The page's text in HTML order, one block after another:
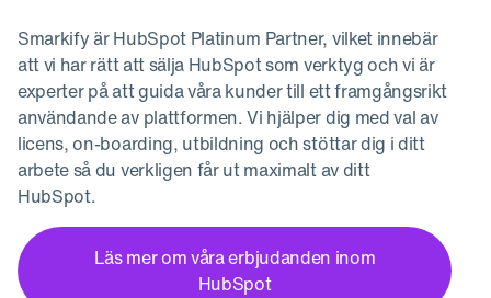
Smarkify är HubSpot Platinum Partner, vilket innebär
att vi har rätt att sälja HubSpot som verktyg och vi är
experter på att guida våra kunder till ett framgångsrikt
användande av plattformen. Vi hjälper dig med val av
licens, on-boarding, utbildning och stöttar dig i ditt
arbete så du verkligen får ut maximalt av ditt
HubSpot.
Läs mer om våra erbjudanden inom
HubSpot